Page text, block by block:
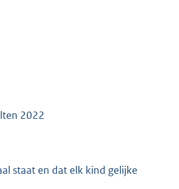
2022
staat en dat elk kind gelijke